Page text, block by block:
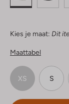
Kies je maat: Dit
Maattabel
XS S